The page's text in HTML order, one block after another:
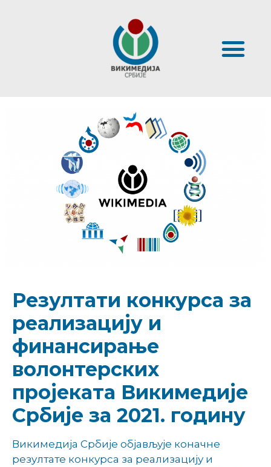
Резултати конкурса за
реализацију и
финансирање
волонтерских
пројеката Викимедије
Србије за 2021. годину
Викимедија Србије објављује коначне
резултате конкурса за реализацију и